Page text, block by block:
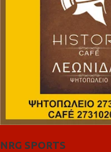
NRG SPORTS